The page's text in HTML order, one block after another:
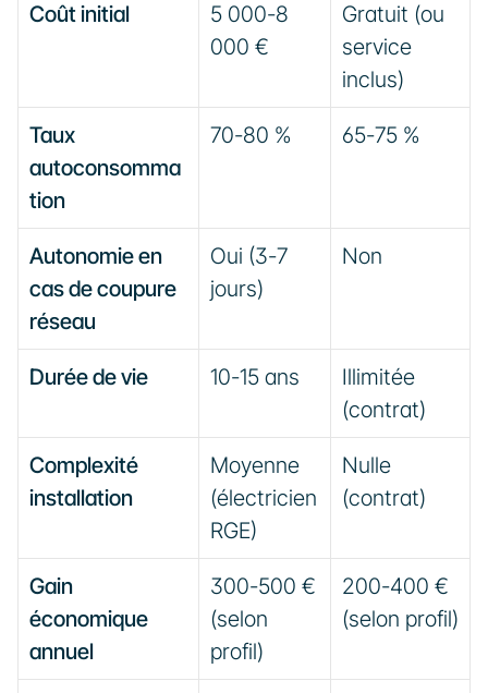
Coût initial
5 000-8
000 €
Gratuit (ou
service
inclus)
Taux
autoconsomma
tion
70-80 % 65-75 %
Autonomie en
cas de coupure
réseau
Oui (3-7
jours)
Non
Durée de vie 10-15 ans
Illimitée
(contrat)
Complexité
installation
Moyenne
(électricien
RGE)
Nulle
(contrat)
Gain
économique
annuel
300-500 €
(selon
profil)
200-400 €
(selon profil)